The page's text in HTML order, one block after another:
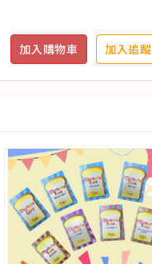
加入購物車 加入追蹤